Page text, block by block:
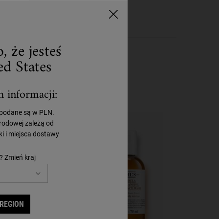
że jesteś
States
informacji:
są w PLN.
zależą od
i miejsca dostawy
Zmień kraj